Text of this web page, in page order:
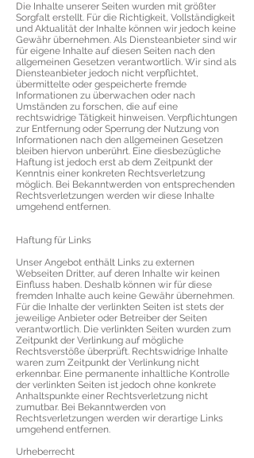
Die Inhalte unserer Seiten wurden mit größter
Sorgfalt erstellt. Für die Richtigkeit, Vollständigkeit
und Aktualität der Inhalte können wir jedoch keine
Gewähr übernehmen. Als Diensteanbieter sind wir
für eigene Inhalte auf diesen Seiten nach den
allgemeinen Gesetzen verantwortlich. Wir sind als
Diensteanbieter jedoch nicht verpflichtet,
übermittelte oder gespeicherte fremde
Informationen zu überwachen oder nach
Umständen zu forschen, die auf eine
rechtswidrige Tätigkeit hinweisen. Verpflichtungen
zur Entfernung oder Sperrung der Nutzung von
Informationen nach den allgemeinen Gesetzen
bleiben hiervon unberührt. Eine diesbezügliche
Haftung ist jedoch erst ab dem Zeitpunkt der
Kenntnis einer konkreten Rechtsverletzung
möglich. Bei Bekanntwerden von entsprechenden
Rechtsverletzungen werden wir diese Inhalte
umgehend entfernen.
Haftung für Links
Unser Angebot enthält Links zu externen
Webseiten Dritter, auf deren Inhalte wir keinen
Einfluss haben. Deshalb können wir für diese
fremden Inhalte auch keine Gewähr übernehmen.
Für die Inhalte der verlinkten Seiten ist stets der
jeweilige Anbieter oder Betreiber der Seiten
verantwortlich. Die verlinkten Seiten wurden zum
Zeitpunkt der Verlinkung auf mögliche
Rechtsverstöße überprüft. Rechtswidrige Inhalte
waren zum Zeitpunkt der Verlinkung nicht
erkennbar. Eine permanente inhaltliche Kontrolle
der verlinkten Seiten ist jedoch ohne konkrete
Anhaltspunkte einer Rechtsverletzung nicht
zumutbar. Bei Bekanntwerden von
Rechtsverletzungen werden wir derartige Links
umgehend entfernen.
Urheberrecht